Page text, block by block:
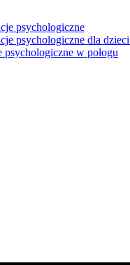
psychologiczne
psychologiczne dla
psychologiczne w połogu